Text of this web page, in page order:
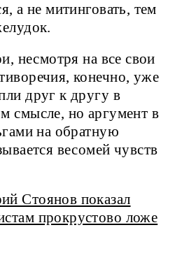
а не митинговать, тем
несмотря на все свои
конечно, уже
друг к другу в
смысле, но аргумент в
на обратную
весомей чувств
Стоянов показал
прокрустово ложе